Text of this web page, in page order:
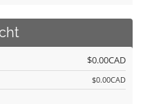
$0.00CAD
$0.00CAD